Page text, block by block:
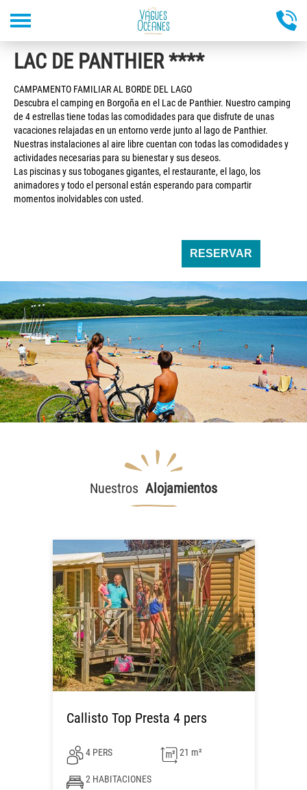
principal
LAC DE PANTHIER ****
CAMPAMENTO FAMILIAR AL BORDE DEL LAGO
Descubra el camping en Borgoña en el Lac de Panthier. Nuestro camping
de 4 estrellas tiene todas las comodidades para que disfrute de unas
vacaciones relajadas en un entorno verde junto al lago de Panthier.
Nuestras instalaciones al aire libre cuentan con todas las comodidades y
actividades necesarias para su bienestar y sus deseos.
Las piscinas y sus toboganes gigantes, el restaurante, el lago, los
animadores y todo el personal están esperando para compartir
momentos inolvidables con usted.
RESERVAR
Nuestros Alojamientos
Callisto Top Presta 4 pers
4 PERS 21 m²
2 HABITACIONES